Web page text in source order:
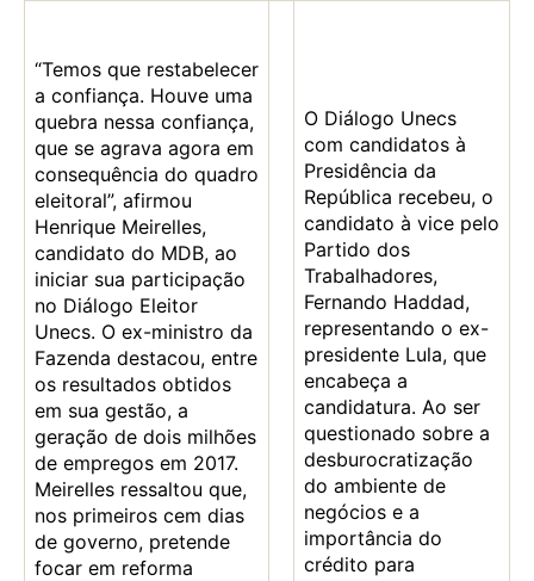
“Temos que restabelecer
a confiança. Houve uma
quebra nessa confiança,
que se agrava agora em
consequência do quadro
eleitoral”, afirmou
Henrique Meirelles,
candidato do MDB, ao
iniciar sua participação
no Diálogo Eleitor
Unecs. O ex-ministro da
Fazenda destacou, entre
os resultados obtidos
em sua gestão, a
geração de dois milhões
de empregos em 2017.
Meirelles ressaltou que,
nos primeiros cem dias
de governo, pretende
focar em reforma
O Diálogo Unecs
com candidatos à
Presidência da
República recebeu, o
candidato à vice pelo
Partido dos
Trabalhadores,
Fernando Haddad,
representando o ex-
presidente Lula, que
encabeça a
candidatura. Ao ser
questionado sobre a
desburocratização
do ambiente de
negócios e a
importância do
crédito para